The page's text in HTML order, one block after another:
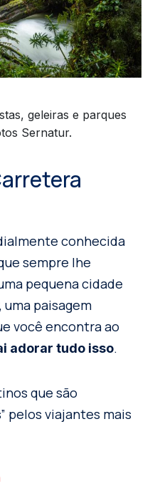
geleiras e parques
Sernatur.
conhecida
sempre lhe
pequena cidade
uma paisagem
você encontra ao
adorar tudo isso.
que são
pelos viajantes mais